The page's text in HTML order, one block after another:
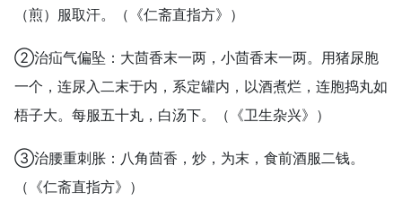
（煎）服取汗。（《仁斋直指方》）
②治疝气偏坠：大茴香末一两，小茴香末一两。用猪尿胞
一个，连尿入二末于内，系定罐内，以酒煮烂，连胞捣丸如
梧子大。每服五十丸，白汤下。（《卫生杂兴》）
③治腰重刺胀：八角茴香，炒，为末，食前酒服二钱。
（《仁斋直指方》）